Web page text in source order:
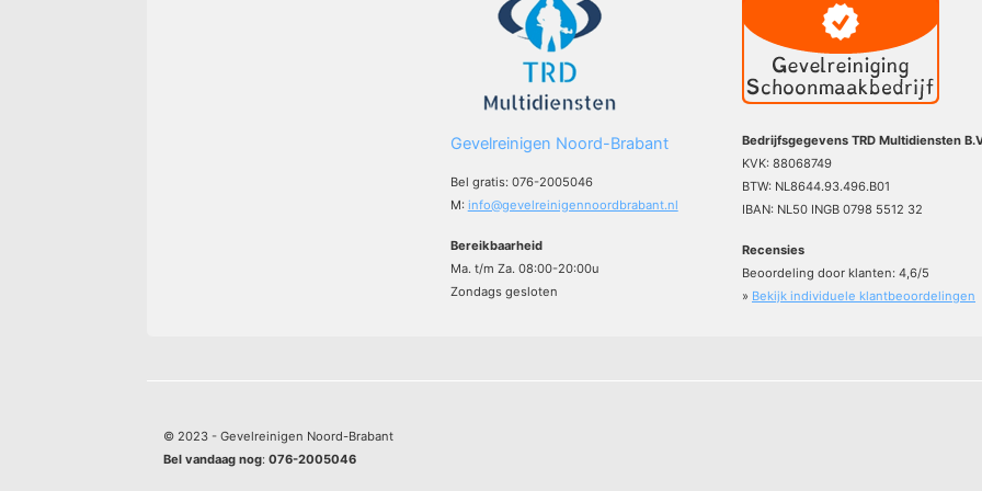
Gevelreinigen Noord-Brabant
Bel gratis: 076-2005046
M: info@gevelreinigennoordbrabant.nl
Bereikbaarheid
Ma. t/m Za. 08:00-20:00u
Zondags gesloten
Bedrijfsgegevens TRD Multidiensten
KVK: 88068749
BTW: NL8644.93.496.B01
IBAN: NL50 INGB 0798 5512 32
Recensies
Beoordeling door klanten: 4,6/5
» Bekijk individuele klantbeoordelingen
© 2023 - Gevelreinigen Noord-Brabant
Bel vandaag nog:076-2005046